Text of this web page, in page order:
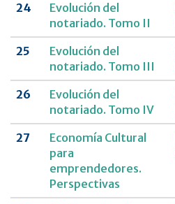
24
Evolución del
notariado. Tomo II
25
Evolución del
notariado. Tomo III
26
Evolución del
notariado. Tomo IV
27
Economía Cultural
para
emprendedores.
Perspectivas